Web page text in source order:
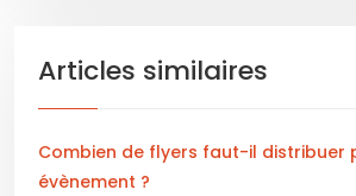
Articles similaires
Combien de flyers faut-il distribuer
évènement ?